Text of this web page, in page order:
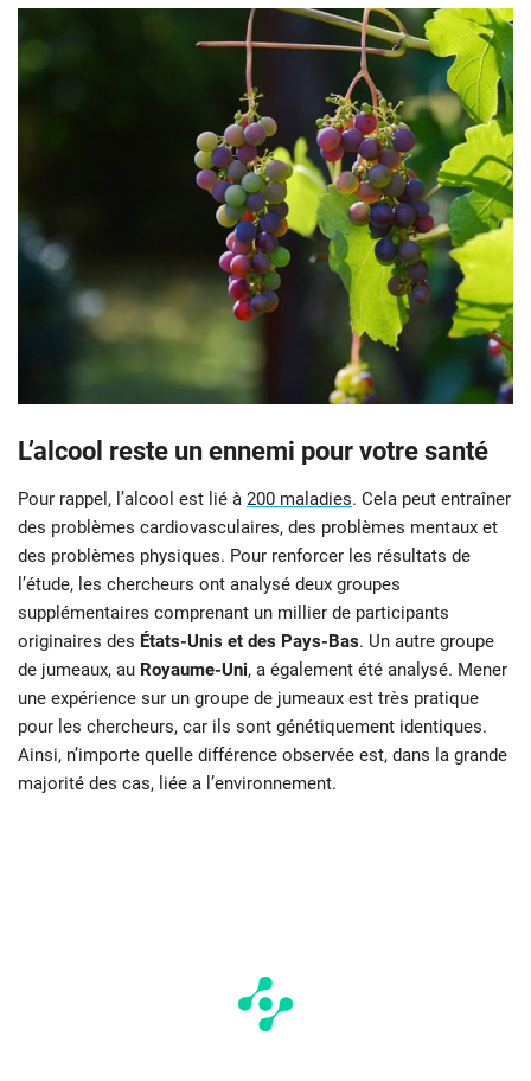
L’alcool reste un ennemi pour votre santé
Pour rappel, l’alcool est lié à 200 maladies. Cela peut entraîner
des problèmes cardiovasculaires, des problèmes mentaux et
des problèmes physiques. Pour renforcer les résultats de
l’étude, les chercheurs ont analysé deux groupes
supplémentaires comprenant un millier de participants
originaires des États-Unis et des Pays-Bas. Un autre groupe
de jumeaux, au Royaume-Uni, a également été analysé. Mener
une expérience sur un groupe de jumeaux est très pratique
pour les chercheurs, car ils sont génétiquement identiques.
Ainsi, n’importe quelle différence observée est, dans la grande
majorité des cas, liée a l’environnement.